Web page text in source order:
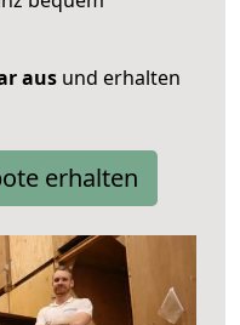
aus und erhalten
erhalten